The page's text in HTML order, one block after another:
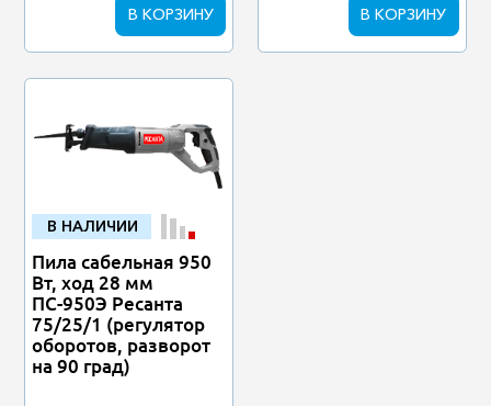
В КОРЗИНУ В КОРЗИНУ
В НАЛИЧИИ
Пила сабельная 950
Вт, ход 28 мм
ПС-950Э Ресанта
75/25/1 (регулятор
оборотов, разворот
на 90 град)